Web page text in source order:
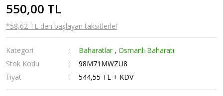
550,00 TL
*58,62 TL den başlayan taksitlerle!
Kategori Baharatlar ,Osmanlı Baharatı
Stok Kodu
98M71MWZU8
Fiyat
544,55 TL + KDV